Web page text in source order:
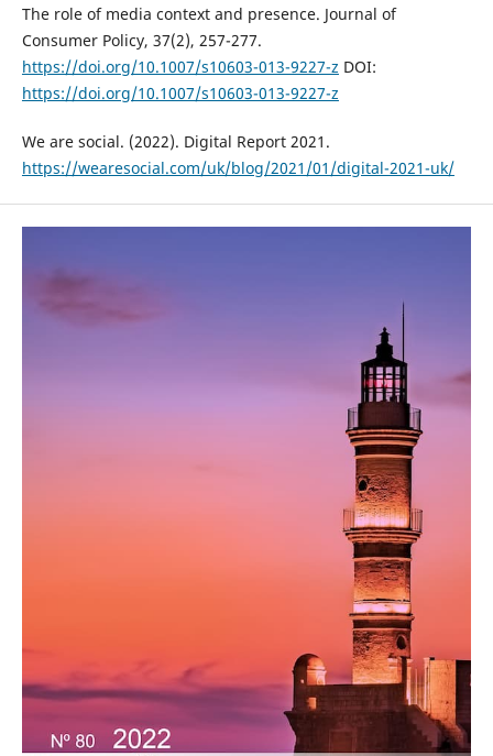
The role of media context and presence. Journal of
Consumer Policy, 37(2), 257-277.
https://doi.org/10.1007/s10603-013-9227-z DOI:
https://doi.org/10.1007/s10603-013-9227-z
We are social. (2022). Digital Report 2021.
https://wearesocial.com/uk/blog/2021/01/digital-2021-uk/